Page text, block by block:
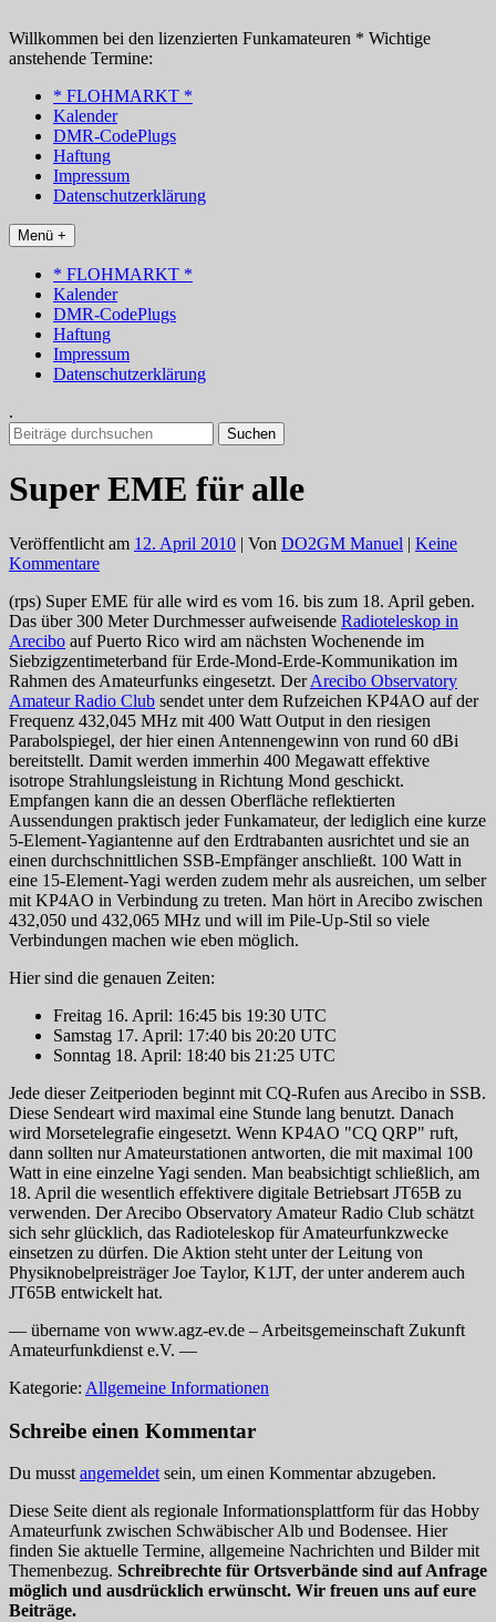
Inhalt
springen
Willkommen bei den lizenzierten Funkamateuren * Wichtige
anstehende Termine:
* FLOHMARKT *
Kalender
DMR-CodePlugs
Haftung
Impressum
Datenschutzerklärung
Menü +
* FLOHMARKT *
Kalender
DMR-CodePlugs
Haftung
Impressum
Datenschutzerklärung
.
Suchen
nach:
Super EME für alle
Veröffentlicht am 12. April 2010 | Von DO2GM Manuel | Keine
Kommentare
(rps) Super EME für alle wird es vom 16. bis zum 18. April geben.
Das über 300 Meter Durchmesser aufweisende Radioteleskop in
Arecibo auf Puerto Rico wird am nächsten Wochenende im
Siebzigzentimeterband für Erde-Mond-Erde-Kommunikation im
Rahmen des Amateurfunks eingesetzt. DerArecibo Observatory
Amateur Radio Club sendet unter dem Rufzeichen KP4AO auf der
Frequenz 432,045 MHz mit 400 Watt Output in den riesigen
Parabolspiegel, der hier einen Antennengewinn von rund 60 dBi
bereitstellt. Damit werden immerhin 400 Megawatt effektive
isotrope Strahlungsleistung in Richtung Mond geschickt.
Empfangen kann die an dessen Oberfläche reflektierten
Aussendungen praktisch jeder Funkamateur, der lediglich eine kurze
5-Element-Yagiantenne auf den Erdtrabanten ausrichtet und sie an
einen durchschnittlichen SSB-Empfänger anschließt. 100 Watt in
eine 15-Element-Yagi werden zudem mehr als ausreichen, um selber
mit KP4AO in Verbindung zu treten. Man hört in Arecibo zwischen
432,050 und 432,065 MHz und will im Pile-Up-Stil so viele
Verbindungen machen wie eben möglich.
Hier sind die genauen Zeiten:
Freitag 16. April: 16:45 bis 19:30 UTC
Samstag 17. April: 17:40 bis 20:20 UTC
Sonntag 18. April: 18:40 bis 21:25 UTC
Jede dieser Zeitperioden beginnt mit CQ-Rufen aus Arecibo in SSB.
Diese Sendeart wird maximal eine Stunde lang benutzt. Danach
wird Morsetelegrafie eingesetzt. Wenn KP4AO "CQ QRP" ruft,
dann sollten nur Amateurstationen antworten, die mit maximal 100
Watt in eine einzelne Yagi senden. Man beabsichtigt schließlich, am
18. April die wesentlich effektivere digitale Betriebsart JT65B zu
verwenden. Der Arecibo Observatory Amateur Radio Club schätzt
sich sehr glücklich, das Radioteleskop für Amateurfunkzwecke
einsetzen zu dürfen. Die Aktion steht unter der Leitung von
Physiknobelpreisträger Joe Taylor, K1JT, der unter anderem auch
JT65B entwickelt hat.
— übername von www.agz-ev.de – Arbeitsgemeinschaft Zukunft
Amateurfunkdienst e.V. —
Kategorie: Allgemeine Informationen
Schreibe einen Kommentar
Du musst angemeldet sein, um einen Kommentar abzugeben.
Diese Seite dient als regionale Informationsplattform für das Hobby
Amateurfunk zwischen Schwäbischer Alb und Bodensee. Hier
finden Sie aktuelle Termine, allgemeine Nachrichten und Bilder mit
Themenbezug. Schreibrechte für Ortsverbände sind auf Anfrage
möglich und ausdrücklich erwünscht. Wir freuen uns auf eure
Beiträge.